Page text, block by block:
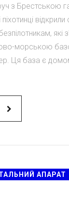
з Брестською
відкрили
які
морською
Ця база є
АПАРАТ